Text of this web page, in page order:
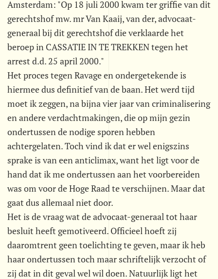
Amsterdam: "Op 18 juli 2000 kwam ter griffie van dit
gerechtshof mw. mr Van Kaaij, van der, advocaat-
generaal bij dit gerechtshof die verklaarde het
beroep in CASSATIE IN TE TREKKEN tegen het
arrest d.d. 25 april 2000."
Het proces tegen Ravage en ondergetekende is
hiermee dus definitief van de baan. Het werd tijd
moet ik zeggen, na bijna vier jaar van criminalisering
en andere verdachtmakingen, die op mijn gezin
ondertussen de nodige sporen hebben
achtergelaten. Toch vind ik dat er wel enigszins
sprake is van een anticlimax, want het ligt voor de
hand dat ik me ondertussen aan het voorbereiden
was om voor de Hoge Raad te verschijnen. Maar dat
gaat dus allemaal niet door.
Het is de vraag wat de advocaat-generaal tot haar
besluit heeft gemotiveerd. Officieel hoeft zij
daaromtrent geen toelichting te geven, maar ik heb
haar ondertussen toch maar schriftelijk verzocht of
zij dat in dit geval wel wil doen. Natuurlijk ligt het